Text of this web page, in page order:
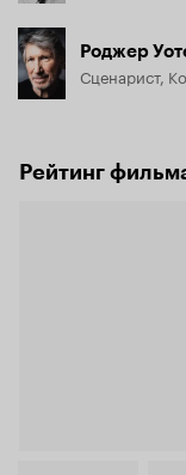
Роджер
Сценарист,
Рейтинг